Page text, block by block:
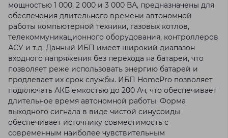
мощностью 1 000, 2 000 и 3 000 ВА, предназначены для
обеспечения длительного времени автономной
работы компьютерной техники, газовых котлов,
телекоммуникационного оборудования, контроллеров
АСУ и т.д. Данный ИБП имеет широкий диапазон
входного напряжения без перехода на батареи, что
позволяет реже использовать энергию батарей и
продлевает их срок службы. ИБП HomePro позволяет
подключать АКБ емкостью до 200 Ач, что обеспечивает
длительное время автономной работы. Форма
выходного сигнала в виде чистой синусоиды
обеспечивает источнику совместимость с
современным наиболее чувствительным